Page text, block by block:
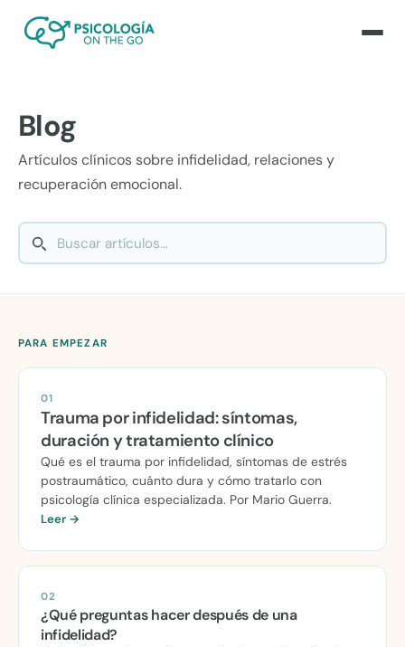
Blog
Artículos clínicos sobre infidelidad, relaciones y
recuperación emocional.
PARA EMPEZAR
01
Trauma por infidelidad: síntomas,
duración y tratamiento clínico
Qué es el trauma por infidelidad, síntomas de estrés
postraumático, cuánto dura y cómo tratarlo con
psicología clínica especializada. Por Mario Guerra.
Leer →
02
¿Qué preguntas hacer después de una
infidelidad?